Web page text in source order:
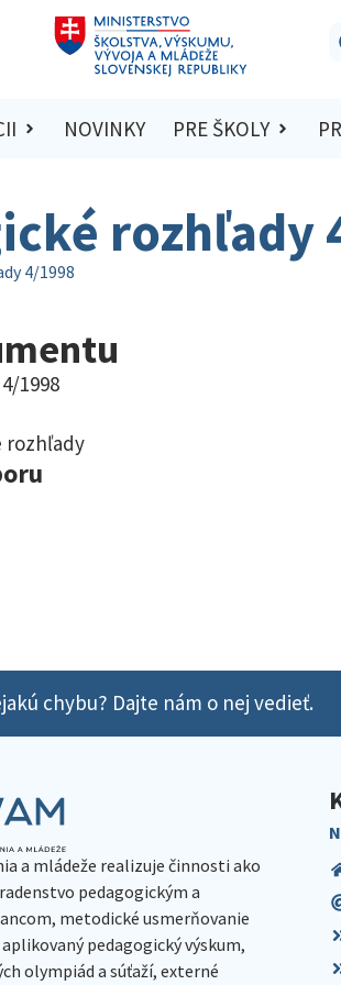
NOVINKY PRE ŠKOLY
rozhľady
4/1998
1998
rozhľady
chybu? Dajte nám o nej vedieť.
a mládeže realizuje činnosti ako
pedagogickým a
metodické usmerňovanie
pedagogický výskum,
olympiád a súťaží, externé